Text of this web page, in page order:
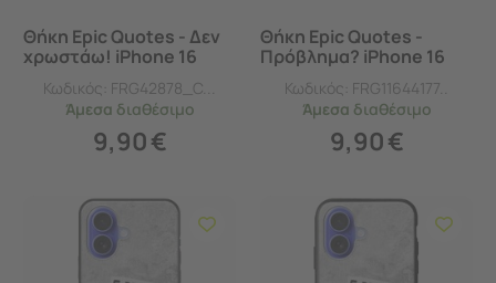
Θήκη Epic Quotes - Δεν
χρωστάω! iPhone 16
Σιλικόνη)
Κωδικός: FRG42878_C...
Άμεσα διαθέσιμο
9,90€
Θήκη Epic Quotes -
Πρόβλημα? iPhone 16
Σιλικόνη)
Κωδικός: FRG11644177..
Άμεσα διαθέσιμο
9,90€